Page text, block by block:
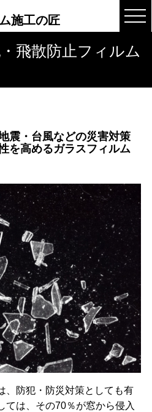
施工の匠
飛散防止フィルム
震・台風などの災害対策
を高めるガラスフィルム
、防犯・防災対策としても有
ては、その70％が窓から侵入